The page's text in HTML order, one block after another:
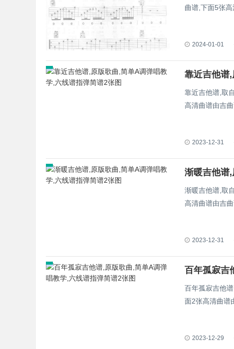
曲谱,下面5张
2024-01-01
靠近吉他谱
靠近吉他谱,取
高清曲谱由吉
2023-12-31
渐暖吉他谱
渐暖吉他谱,取
高清曲谱由吉
2023-12-31
百年孤寂吉他
面2张高清曲谱
2023-12-29